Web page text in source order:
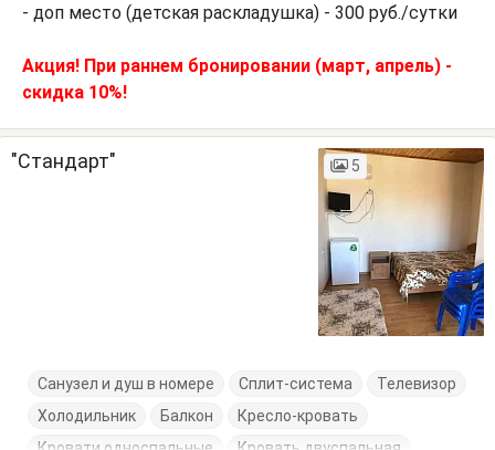
- доп место (детская раскладушка) - 300 руб./сутки
Акция! При раннем бронировании (март, апрель) -
скидка 10%!
"Стандарт" 5
Санузел и душ в номере Сплит-система
Телевизор
Холодильник
Балкон
Кресло-кровать